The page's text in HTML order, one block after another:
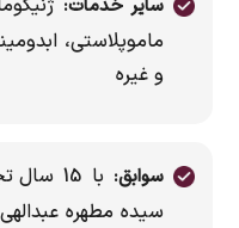
سایر خدمات:
ماموپلاستی،
و غیره
سوابق:
با 15
سیده مطهره